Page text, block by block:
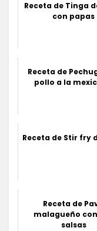
Receta de Tinga
con papas
Receta de
pollo a la
Receta de Stir fry
Receta de
malagueño
salsas